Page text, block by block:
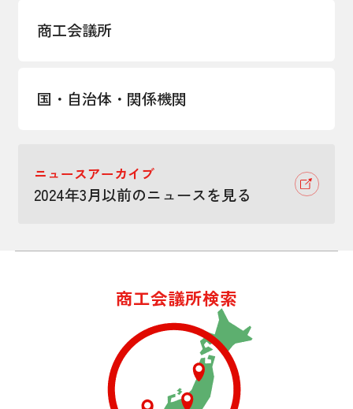
商工会議所
国・自治体・関係機関
ニュースアーカイブ
2024年3月以前のニュースを見る
商工会議所検索